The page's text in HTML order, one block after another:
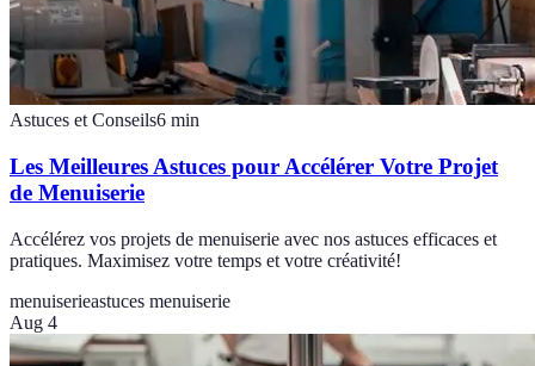
Astuces et Conseils6 min
Les Meilleures Astuces pour Accélérer Votre Projet
de Menuiserie
Accélérez vos projets de menuiserie avec nos astuces efficaces et
pratiques. Maximisez votre temps et votre créativité!
menuiserieastuces menuiserie
Aug 4